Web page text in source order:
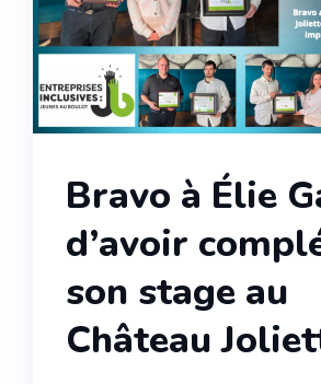
Bravo à Élie
d’avoir
son stage au
Château